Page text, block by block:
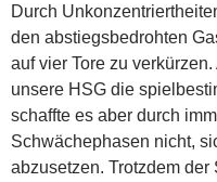
Durch
den abstiegsbedrohten
auf vier Tore zu
unsere HSG die
schaffte es aber durch
Schwächephasen nicht,
abzusetzen. Trotzdem der